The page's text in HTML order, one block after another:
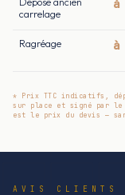
carrelage
à
Ragréage à
* Prix TTC indicatifs,
sur place et signé par
est le prix du devis —
AVIS CLIENTS